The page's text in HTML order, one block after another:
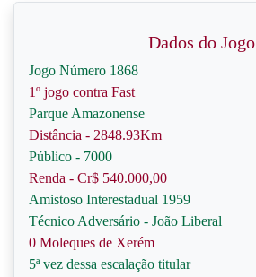
Dados do Jogo
Jogo Número 1868
1º jogo contra Fast
Parque Amazonense
Distância - 2848.93Km
Público - 7000
Renda - Cr$ 540.000,00
Amistoso Interestadual 1959
Técnico Adversário - João Liberal
0 Moleques de Xerém
5ª vez dessa escalação titular